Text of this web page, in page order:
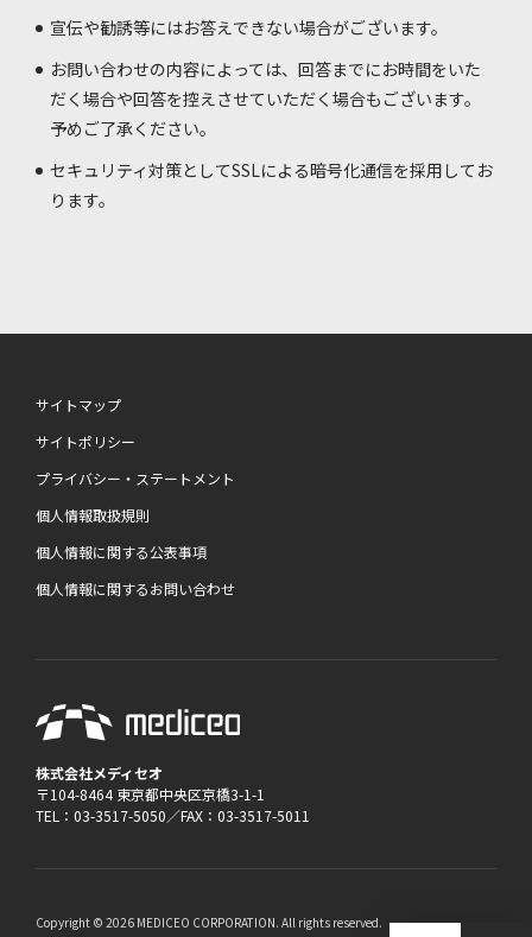
宣伝や勧誘等にはお答えできない場合がございます。
お問い合わせの内容によっては、回答までにお時間をいた
だく場合や回答を控えさせていただく場合もございます。
予めご了承ください。
セキュリティ対策としてSSLによる暗号化通信を採用してお
ります。
サイトマップ
サイトポリシー
プライバシー・ステートメント
個人情報取扱規則
個人情報に関する公表事項
個人情報に関するお問い合わせ
株式会社メディセオ
〒104-8464 東京都中央区京橋3-1-1
TEL：03-3517-5050／FAX：03-3517-5011
Copyright © 2026 MEDICEO CORPORATION. All rights reserved.